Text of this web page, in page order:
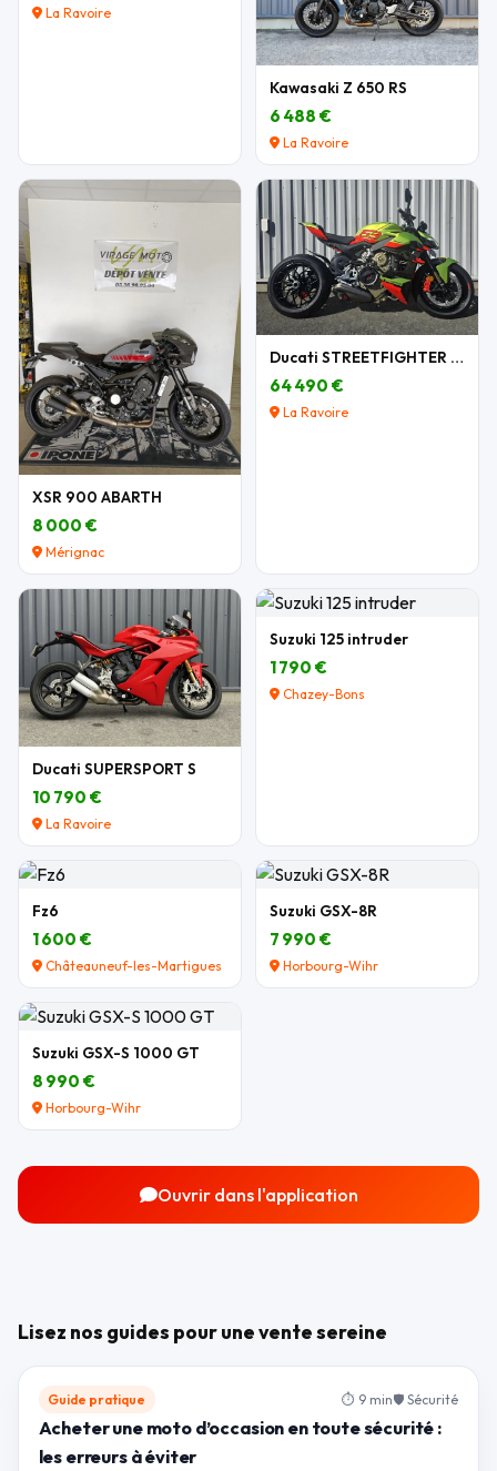
La Ravoire
Kawasaki Z 650 RS
6 488 €
La Ravoire
XSR 900 ABARTH
8 000 €
Mérignac
Ducati STREETFIGHTER V4 LAMBORGHINI N°349/630
64 490 €
La Ravoire
Ducati SUPERSPORT S
10 790 €
La Ravoire
Suzuki 125 intruder
1 790 €
Chazey-Bons
Fz6
1 600 €
Châteauneuf-les-Martigues
Suzuki GSX-8R
7 990 €
Horbourg-Wihr
Suzuki GSX-S 1000 GT
8 990 €
Horbourg-Wihr
Ouvrir dans l'application
Lisez nos guides pour une vente sereine
Guide pratique ⏱ 9 min🛡 Sécurité
Acheter une moto d’occasion en toute sécurité :
les erreurs à éviter